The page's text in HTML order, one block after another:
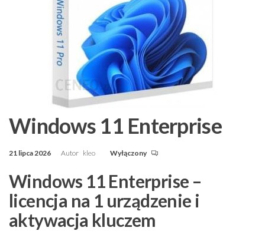
Windows 11 Enterprise
21 lipca 2026 Autor kleo Wyłączony
Windows 11 Enterprise –
licencja na 1 urządzenie i
aktywacja kluczem